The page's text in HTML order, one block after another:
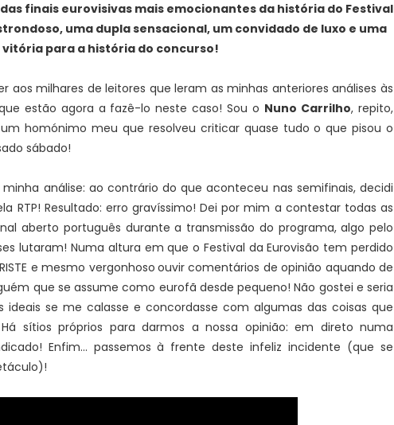
finais eurovisivas mais emocionantes da história do Festival
uma dupla sensacional, um convidado de luxo e uma
vitória para a história do concurso!
aos milhares de leitores que leram as minhas anteriores análises às
estão agora a fazê-lo neste caso! Sou o Nuno Carrilho, repito,
homónimo meu que resolveu criticar quase tudo o que pisou o
sábado!
análise: ao contrário do que aconteceu nas semifinais, decidi
RTP! Resultado: erro gravíssimo! Dei por mim a contestar todas as
aberto português durante a transmissão do programa, algo pelo
lutaram! Numa altura em que o Festival da Eurovisão tem perdido
e mesmo vergonhoso ouvir comentários de opinião aquando de
que se assume como eurofã desde pequeno! Não gostei e seria
se me calasse e concordasse com algumas das coisas que
sítios próprios para darmos a nossa opinião: em direto numa
Enfim... passemos à frente deste infeliz incidente (que se